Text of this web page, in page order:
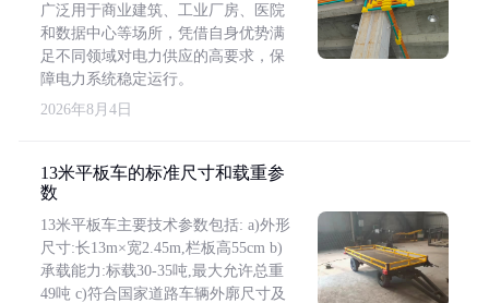
广泛用于商业建筑、工业厂房、医院
和数据中心等场所，凭借自身优势满
足不同领域对电力供应的高要求，保
障电力系统稳定运行。
2026年8月4日
13米平板车的标准尺寸和载重参
数
13米平板车主要技术参数包括: a)外形
尺寸:长13m×宽2.45m,栏板高55cm b)
承载能力:标载30-35吨,最大允许总重
49吨 c)符合国家道路车辆外廓尺寸及